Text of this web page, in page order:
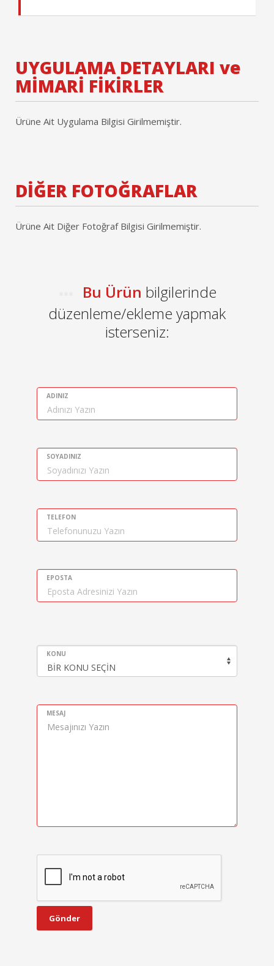
UYGULAMA DETAYLARI ve
MİMARİ FİKİRLER
Ürüne Ait Uygulama Bilgisi Girilmemiştir.
DİĞER FOTOĞRAFLAR
Ürüne Ait Diğer Fotoğraf Bilgisi Girilmemiştir.
Bu Ürün bilgilerinde
düzenleme/ekleme yapmak
isterseniz:
ADINIZ
SOYADINIZ
TELEFON
EPOSTA
KONU
MESAJ